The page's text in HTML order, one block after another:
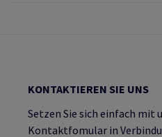
KONTAKTIEREN SIE UNS
Setzen Sie sich einfach mit
Kontaktfomular in